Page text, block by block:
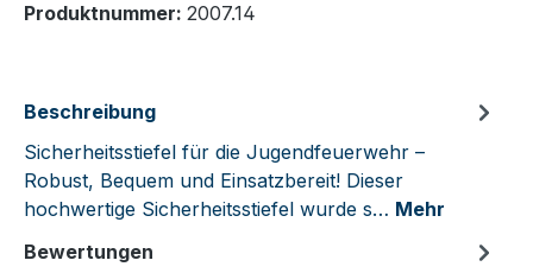
Produktnummer: 2007.14
Beschreibung
Sicherheitsstiefel für die Jugendfeuerwehr –
Robust, Bequem und Einsatzbereit! Dieser
hochwertige Sicherheitsstiefel wurde s… Mehr
Bewertungen